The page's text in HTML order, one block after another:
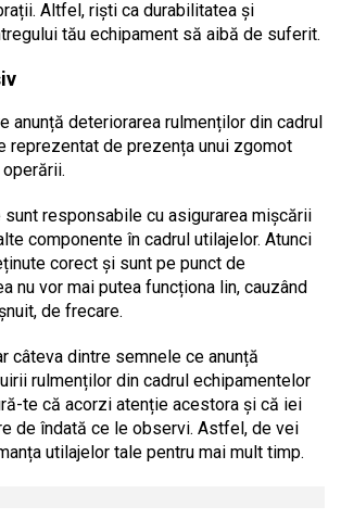
Altfel, riști ca durabilitatea și
tău echipament să aibă de suferit.
anunță deteriorarea rulmenților din cadrul
reprezentat de prezența unui zgomot
responsabile cu asigurarea mișcării
componente în cadrul utilajelor. Atunci
corect și sunt pe punct de
nu vor mai putea funcționa lin, cauzând
de frecare.
câteva dintre semnele ce anunță
rulmenților din cadrul echipamentelor
te că acorzi atenție acestora și că iei
de îndată ce le observi. Astfel, de vei
utilajelor tale pentru mai mult timp.